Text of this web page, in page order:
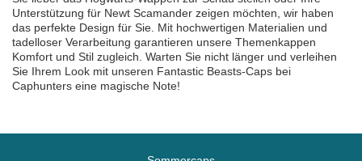
Unterstützung für Newt Scamander zeigen möchten, wir haben
das perfekte Design für Sie. Mit hochwertigen Materialien und
tadelloser Verarbeitung garantieren unsere Themenkappen
Komfort und Stil zugleich. Warten Sie nicht länger und verleihen
Sie Ihrem Look mit unseren Fantastic Beasts-Caps bei
Caphunters eine magische Note!